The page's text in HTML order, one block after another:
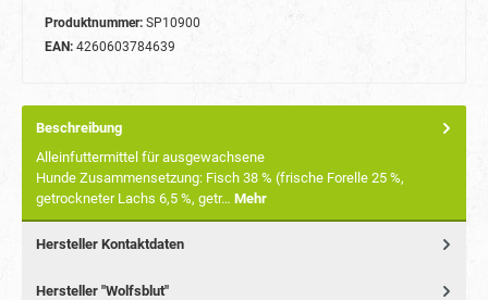
Produktnummer: SP10900
EAN: 4260603784639
Beschreibung
Alleinfuttermittel für ausgewachsene
Hunde Zusammensetzung: Fisch 38 % (frische Forelle 25 %,
getrockneter Lachs 6,5 %, getr… Mehr
Hersteller Kontaktdaten
Hersteller "Wolfsblut"